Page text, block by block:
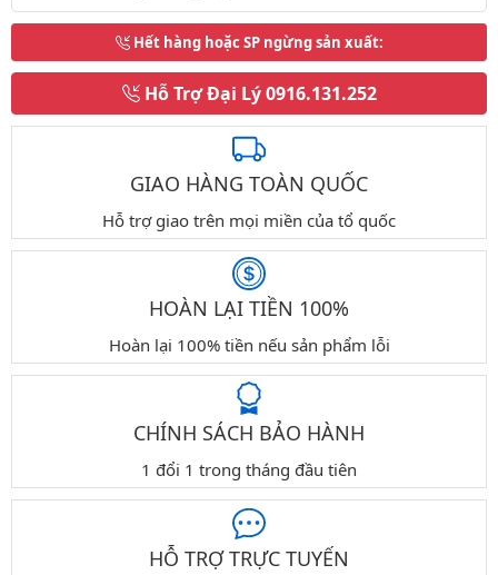
Hết hàng hoặc SP ngừng sản xuất:
Hỗ Trợ Đại Lý0916.131.252
GIAO HÀNG TOÀN QUỐC
Hỗ trợ giao trên mọi miền của tổ quốc
HOÀN LẠI TIỀN 100%
Hoàn lại 100% tiền nếu sản phẩm lỗi
CHÍNH SÁCH BẢO HÀNH
1 đổi 1 trong tháng đầu tiên
HỖ TRỢ TRỰC TUYẾN